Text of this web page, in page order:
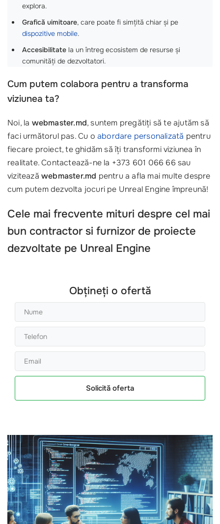
explora.
Grafică uimitoare, care poate fi simțită chiar și pe
dispozitive mobile.
Accesibilitate la un întreg ecosistem de resurse și
comunități de dezvoltatori.
Cum putem colabora pentru a transforma
viziunea ta?
Noi, la webmaster.md, suntem pregătiți să te ajutăm să
faci următorul pas. Cu o abordare personalizată pentru
fiecare proiect, te ghidăm să îți transformi viziunea în
realitate. Contactează-ne la +373 601 066 66 sau
vizitează webmaster.md pentru a afla mai multe despre
cum putem dezvolta jocuri pe Unreal Engine împreună!
Cele mai frecvente mituri despre cel mai
bun contractor si furnizor de proiecte
dezvoltate pe Unreal Engine
Obțineți o ofertă
Solicită oferta